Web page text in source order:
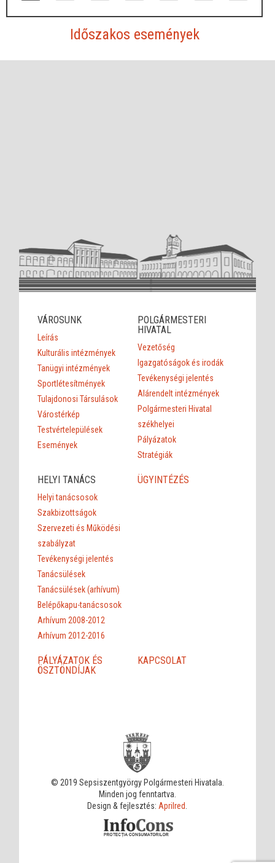
Időszakos események
VÁROSUNK
Leírás
Kulturális intézmények
Tanügyi intézmények
Sportlétesítmények
Tulajdonosi Társulások
Várostérkép
Testvértelepülések
Események
POLGÁRMESTERI
HIVATAL
Vezetőség
Igazgatóságok és irodák
Tevékenységi jelentés
Alárendelt intézmények
Polgármesteri Hivatal
székhelyei
Pályázatok
Stratégiák
HELYI TANÁCS
Helyi tanácsosok
Szakbizottságok
Szervezeti és Működési
szabályzat
Tevékenységi jelentés
Tanácsülések
Tanácsülések (arhívum)
Belépőkapu-tanácsosok
Arhívum 2008-2012
Arhívum 2012-2016
ÜGYINTÉZÉS
PÁLYÁZATOK ÉS
ÖSZTÖNDÍJAK
KAPCSOLAT
© 2019 Sepsiszentgyörgy Polgármesteri Hivatala.
Minden jog fenntartva.
Design & fejlesztés: Aprilred